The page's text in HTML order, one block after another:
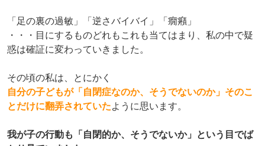
「足の裏の過敏」「逆さバイバイ」「癇癪」
・・・目にするものどれもこれも当てはまり、私の中で疑
惑は確証に変わっていきました。
その頃の私は、とにかく
自分の子どもが「自閉症なのか、そうでないのか」 そのこ
とだけに翻弄されていたように思います。
我が子の行動も「自閉的か、そうでないか」という目でば